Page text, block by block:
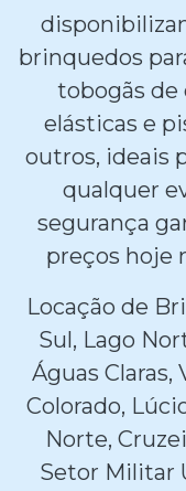
brinquedos
tobogãs de
elásticas e
outros, ideais
qualquer
segurança
preços hoje
Locação de
Sul, Lago
Águas
Colorado,
Norte,
Setor Militar